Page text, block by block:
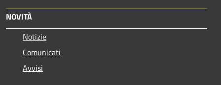
NOVITÀ
Notizie
Comunicati
Avvisi